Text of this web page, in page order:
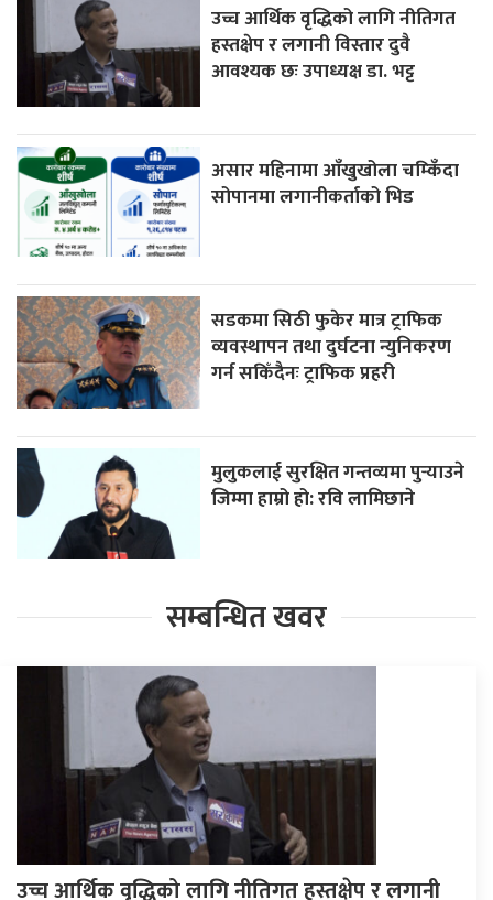
उच्च आर्थिक वृद्धिको लागि नीतिगत
हस्तक्षेप र लगानी विस्तार दुवै
आवश्यक छः उपाध्यक्ष डा. भट्ट
असार महिनामा आँखुखोला चम्किँदा
सोपानमा लगानीकर्ताको भिड
सडकमा सिठी फुकेर मात्र ट्राफिक
व्यवस्थापन तथा दुर्घटना न्युनिकरण
गर्न सकिँदैनः ट्राफिक प्रहरी
मुलुकलाई सुरक्षित गन्तव्यमा पुर्‍याउने
जिम्मा हाम्रो हो: रवि लामिछाने
सम्बन्धित खवर
उच्च आर्थिक वृद्धिको लागि नीतिगत हस्तक्षेप र लगानी